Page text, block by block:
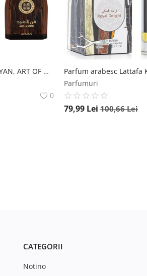
Apa de Parfum ADYAN, ART OF OUD, barbat, 100ML Adyan
0
Parfumuri
79,99 Lei 100,66Lei
CATEGORII
Notino